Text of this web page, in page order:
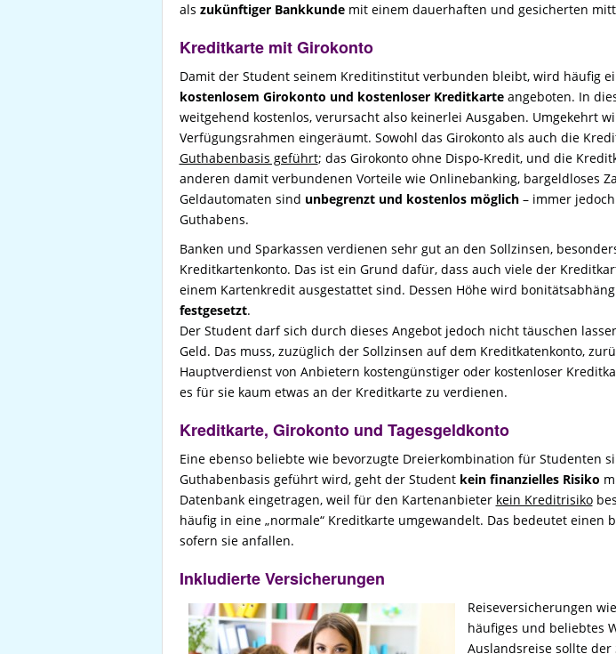
als zukünftiger Bankkundemit einem dauerhaften und gesicherten
Kreditkarte mit Girokonto
Damit der Student seinem Kreditinstitut verbunden bleibt, wird häufig
kostenlosem Girokonto und kostenloser Kreditkarteangeboten. In
weitgehend kostenlos, verursacht also keinerlei Ausgaben. Umgekehrt
Verfügungsrahmen eingeräumt. Sowohl das Girokonto als auch die
Guthabenbasis geführt; das Girokonto ohne Dispo-Kredit, und die
anderen damit verbundenen Vorteile wie Onlinebanking, bargeldloses
Geldautomaten sind unbegrenzt und kostenlos möglich– immer
Guthabens.
Banken und Sparkassen verdienen sehr gut an den Sollzinsen,
Kreditkartenkonto. Das ist ein Grund dafür, dass auch viele der
einem Kartenkredit ausgestattet sind. Dessen Höhe wird
festgesetzt.
Der Student darf sich durch dieses Angebot jedoch nicht täuschen
Geld. Das muss, zuzüglich der Sollzinsen auf dem Kreditkatenkonto,
Hauptverdienst von Anbietern kostengünstiger oder kostenloser
es für sie kaum etwas an der Kreditkarte zu verdienen.
Kreditkarte, Girokonto und Tagesgeldkonto
Eine ebenso beliebte wie bevorzugte Dreierkombination für Studenten
Guthabenbasis geführt wird, geht der Student kein finanzielles Risiko
Datenbank eingetragen, weil für den Kartenanbieter kein Kreditrisiko
häufig in eine „normale“ Kreditkarte umgewandelt. Das bedeutet einen
sofern sie anfallen.
Inkludierte Versicherungen
Reiseversicherungen
häufiges und beliebtes
Auslandsreise sollte